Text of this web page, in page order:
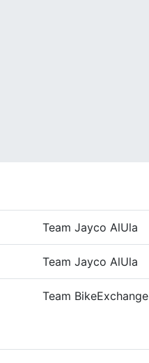
Team Jayco AlUla
Team Jayco AlUla
Team BikeExchange